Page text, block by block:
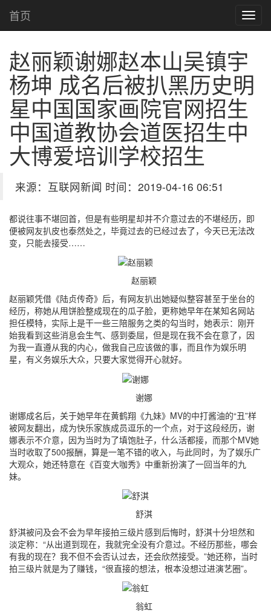
首页
赵丽颖谢娜赵本山吴镇宇
杨坤 成名后被扒黑历史明
星中国国家画院官网招生
中国道教协会道医招生中
大博爱培训学校招生
来源：互联网新闻 时间：2019-04-16 06:51
都说往事不堪回首，但是有些明星却并不介意过去的不堪经历，即
便被网友扒皮也泰然处之，毕竟过去的已经过去了，今天已无法改
变，只能去接受……
赵丽颖
赵丽颖凭借《陆贞传奇》后，有网友扒出她疑似整容甚至于坐台的
经历，称她从甩饼脸整成现在的瓜子脸，更称她早年在某知名网站
担任模特，实际上是干一些三陪服务之类的勾当时，她表示：刚开
始我看到这些消息会生气、感到委屈，但是现在我不会在意了，因
为我一直遵从我的内心，做我自己应该做的事，而且作为娱乐明
星，有义务娱乐大众，只要大家觉得开心就好。
谢娜
谢娜成名后，关于她早年在黄鹤翔《九妹》MV的中打酱油的“丑”样
被网友翻出，成为快乐家族成员逗乐的一个点，对于这段经历，谢
娜表示不介意，因为当时为了填饱肚子，什么活都接，而那个MV她
当时收取了500报酬，算是一笔不错的收入，与此同时，为了娱乐广
大观众，她还特意在《百变大咖秀》中重新扮演了一回当年的九
妹。
舒淇
舒淇被问及会不会为早年接拍三级片感到后悔时，舒淇十分坦然和
淡定称：“从出道到现在，我就完全没有介意过。不经历那些，哪会
有我的现在？我不但不会否认过去，还会欣然接受。”她还称，当时
拍三级片就是为了赚钱，“很直接的想法，根本没想过进演艺圈”。
翁虹